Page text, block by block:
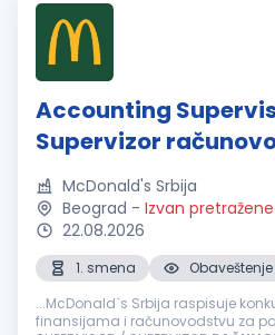
Accounting
Supervizor
McDonald's Srbija
Beograd - Izvan
22.08.2026
1. smena
...McDonald`s Srbija raspisuje
finansijama i računovodstvu za